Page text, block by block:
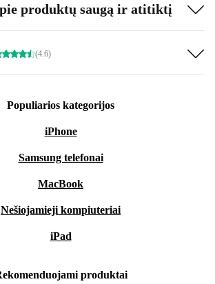
produktų saugą ir atitiktį
(4.6)
Populiarios kategorijos
iPhone
Samsung telefonai
MacBook
Nešiojamieji kompiuteriai
iPad
produktai